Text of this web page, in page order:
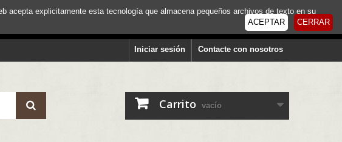
Contacte con nosotros
Iniciar sesión
Carrito vacío
acepta explicitamente esta tecnología que almacena pequeños archivos de texto en su
CERRAR
ACEPTAR